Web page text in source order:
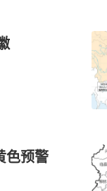
色预警